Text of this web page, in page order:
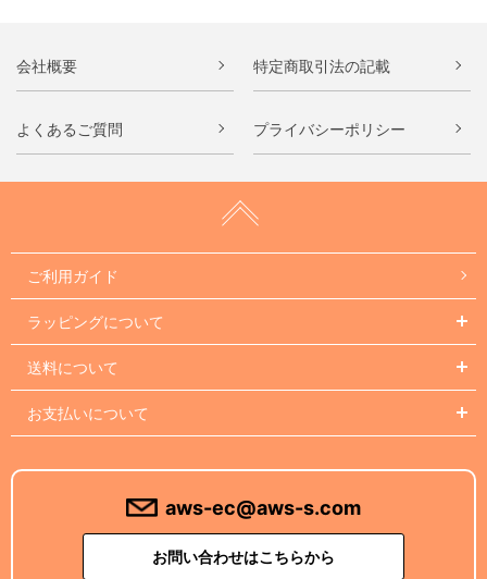
会社概要 特定商取引法の記載
よくあるご質問 プライバシーポリシー
ご利用ガイド
ラッピングについて
送料について
お支払いについて
aws-ec@aws-s.com
お問い合わせはこちらから